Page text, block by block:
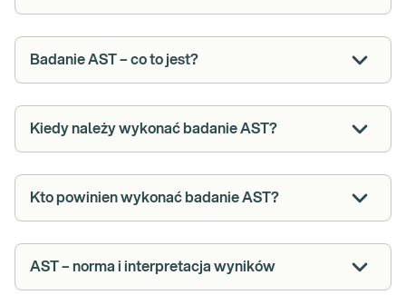
Badanie AST – co to jest?
Kiedy należy wykonać badanie AST?
Kto powinien wykonać badanie AST?
AST – norma i interpretacja wyników